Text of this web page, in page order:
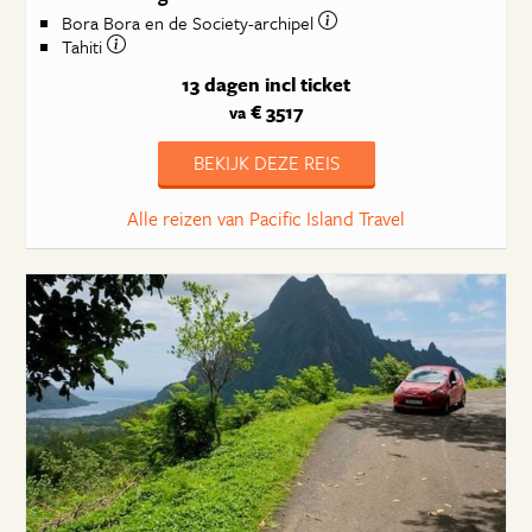
Bora Bora en de Society-archipel
Tahiti
13 dagen incl ticket
va€ 3517
BEKIJK DEZE REIS
Alle reizen van Pacific Island Travel